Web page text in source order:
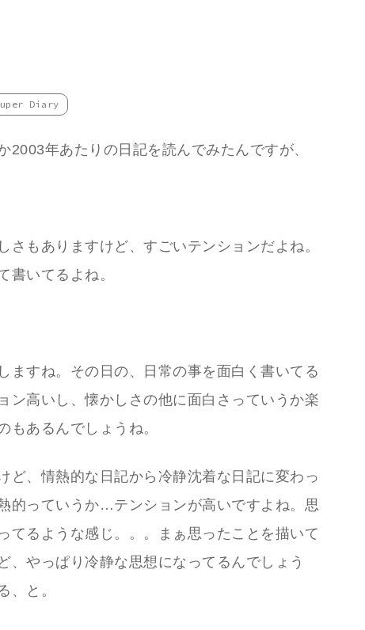
Diary
2003年あたりの日記を読んでみたんですが、
さもありますけど、すごいテンションだよね。
書いてるよね。
ますね。その日の、日常の事を面白く書いてる
ン高いし、懐かしさの他に面白さっていうか楽
もあるんでしょうね。
ど、情熱的な日記から冷静沈着な日記に変わっ
的っていうか…テンションが高いですよね。思
てるような感じ。。。まぁ思ったことを描いて
、やっぱり冷静な思想になってるんでしょう
、と。